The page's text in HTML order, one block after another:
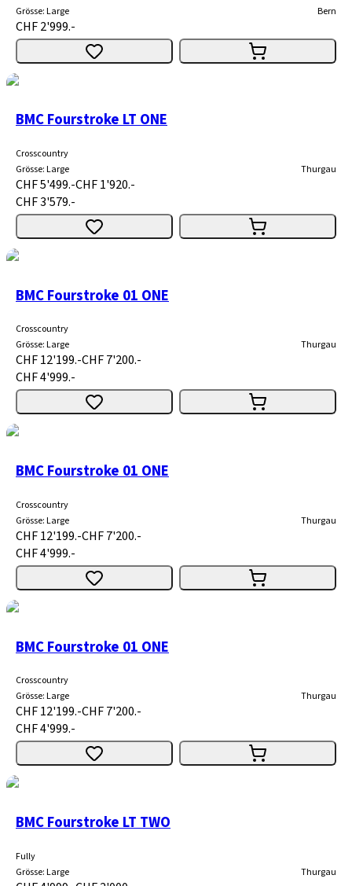
Grösse:Large Bern
CHF 2'999.-
BMC Fourstroke LT ONE
Crosscountry
Grösse:Large Thurgau
CHF 5'499.-CHF 1'920.-
CHF 3'579.-
BMC Fourstroke 01 ONE
Crosscountry
Grösse:Large Thurgau
CHF 12'199.-CHF 7'200.-
CHF 4'999.-
BMC Fourstroke 01 ONE
Crosscountry
Grösse:Large Thurgau
CHF 12'199.-CHF 7'200.-
CHF 4'999.-
BMC Fourstroke 01 ONE
Crosscountry
Grösse:Large Thurgau
CHF 12'199.-CHF 7'200.-
CHF 4'999.-
BMC Fourstroke LT TWO
Fully
Grösse:Large Thurgau